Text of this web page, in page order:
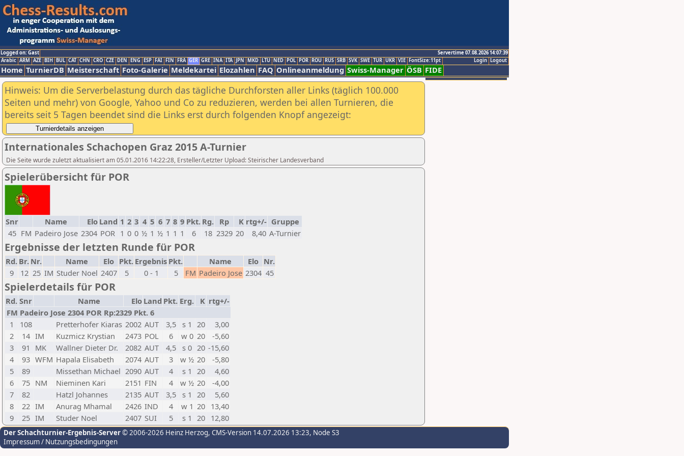
Logged on: Gast
Servertime 07.08.2026 14:07:39
Logout
Login
Arabic ARM AZE BIH BUL CAT CHN CRO CZE DEN ENG ESP FAI FIN FRA GER GRE INA ITA JPN MKD LTU NED POL POR ROU RUS SRB SVK SWE TUR UKR VIE FontSize:11pt
Home TurnierDB Meisterschaft Foto-Galerie Meldekartei Elozahlen FAQ Onlineanmeldung Swiss-Manager ÖSB FIDE
Hinweis: Um die Serverbelastung durch das tägliche Durchforsten aller Links (täglich 100.000
Seiten und mehr) von Google, Yahoo und Co zu reduzieren, werden bei allen Turnieren, die
bereits seit 5 Tagen beendet sind die Links erst durch folgenden Knopf angezeigt:
Internationales Schachopen Graz 2015 A-Turnier
Die Seite wurde zuletzt aktualisiert am 05.01.2016 14:22:28, Ersteller/Letzter Upload: Steirischer Landesverband
Spielerübersicht für POR
Snr Name Elo Land 1 2 3 4 5 6 7 8 9 Pkt. Rg. Rp K rtg+/- Gruppe
45 FM Padeiro Jose 2304 POR 1 0 0 ½ 1 ½ 1 1 1 6 18 2329 20 8,40 A-Turnier
Ergebnisse der letzten Runde für POR
Rd. Br. Nr. Name Elo Pkt. Ergebnis Pkt. Name Elo Nr.
9
12 25 IM Studer Noel 2407 5 0 - 1 5 FM Padeiro Jose 2304 45
Spielerdetails für POR
Rd. Snr Name Elo Land Pkt. Erg. K rtg+/-
FM Padeiro Jose 2304 POR Rp:2329 Pkt. 6
1
108 Pretterhofer Kiaras 2002 AUT 3,5 s 1 20
3,00
2
14 IM Kuzmicz Krystian 2473 POL 6 w 0 20
-5,60
3
91 MK Wallner Dieter Dr. 2082 AUT 4,5 s 0 20 -15,60
4
93 WFM Hapala Elisabeth 2074 AUT 3 w ½ 20
-5,80
5
89 Missethan Michael 2090 AUT 4 s 1 20
4,60
6
75 NM Nieminen Kari 2151 FIN 4 w ½ 20
-4,00
7
82 Hatzl Johannes 2135 AUT 3,5 s 1 20
5,60
8
22 IM Anurag Mhamal 2426 IND 4 w 1 20 13,40
9
25 IM Studer Noel 2407 SUI 5 s 1 20 12,80
Der Schachturnier-Ergebnis-Server© 2006-2026 Heinz Herzog, CMS-Version 14.07.2026 13:23, Node S3
Impressum / Nutzungsbedingungen